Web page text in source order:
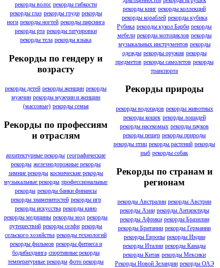
рекорды волос рекорды гибкости
рекорды глаз рекорды груди рекорды
ноги рекорды ногтей рекорды пирсинга
рекорды рта рекорды татуировки
рекорды тела рекорды языка
Рекорды по гендеру и
возрасту
рекорды детей рекорды женщин рекорды
мужчин рекорды мужчин и женщин
(массовые) рекорды семья
Рекорды по профессиям
и отраслям
архитектурные рекорды географические
рекорды железнодорожные рекорды
зимние рекорды космические рекорды
музыкальные рекорды профессиональные
рекорды рекорды банки финансы
рекорды знаменитостей рекорды игр
рекорды искусства рекорды кино
рекорды медицины рекорды мод рекорды
путешествий рекорды селфи рекорды
сельского хозяйства рекорды технологий
рекорды фильмов рекорды фитнеса и
бодибилдинга спортивные рекорды
температурные рекорды фото рекорды
рекорды книг рекорды коллекций
рекорды кораблей рекорды кубика
Рубика рекорды кукол Барби рекорды
мебели рекорды мотоциклов рекорды
музыкальных инструментов рекорды
одежды рекорды оружия рекорды
предметов рекорды самолетов рекорды
транспорта
Рекорды природы
рекорды водопадов рекорды животных
рекорды кошек рекорды лошадей
рекорды насекомых рекорды пауков
рекорды пещер рекорды природы
рекорды птиц рекорды растений рекорды
рыб рекорды собак
Рекорды по странам и
регионам
рекорды Австралии рекорды Австрии
рекорды Азии рекорды Антарктиды
рекорды Африки рекорды Бразилии
рекорды Британии рекорды Германии
рекорды Европы рекорды Индии
рекорды Италии рекорды Канады
рекорды Китая рекорды Мексики
Рекорды Новой Зеландии рекорды ОАЭ